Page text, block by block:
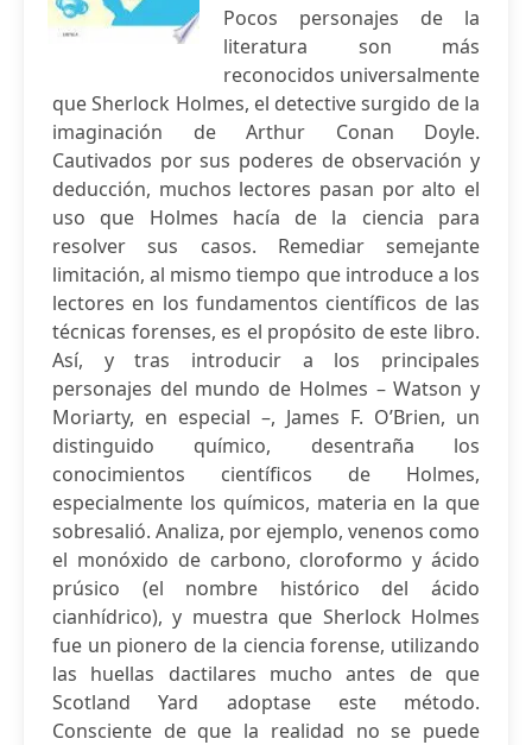
Pocos personajes de la
literatura son más
reconocidos universalmente
que Sherlock Holmes, el detective surgido de la
imaginación de Arthur Conan Doyle.
Cautivados por sus poderes de observación y
deducción, muchos lectores pasan por alto el
uso que Holmes hacía de la ciencia para
resolver sus casos. Remediar semejante
limitación, al mismo tiempo que introduce a los
lectores en los fundamentos científicos de las
técnicas forenses, es el propósito de este libro.
Así, y tras introducir a los principales
personajes del mundo de Holmes – Watson y
Moriarty, en especial –, James F. O’Brien, un
distinguido químico, desentraña los
conocimientos científicos de Holmes,
especialmente los químicos, materia en la que
sobresalió. Analiza, por ejemplo, venenos como
el monóxido de carbono, cloroformo y ácido
prúsico (el nombre histórico del ácido
cianhídrico), y muestra que Sherlock Holmes
fue un pionero de la ciencia forense, utilizando
las huellas dactilares mucho antes de que
Scotland Yard adoptase este método.
Consciente de que la realidad no se puede